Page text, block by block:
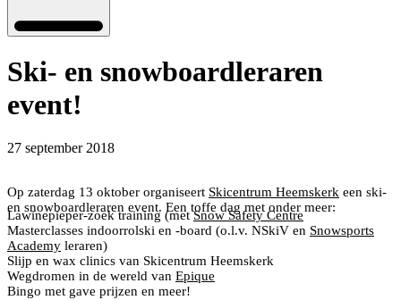
Ski- en snowboardleraren
event!
27 september 2018
Op zaterdag 13 oktober organiseert Skicentrum Heemskerk een ski-
en snowboardleraren event. Een toffe dag met onder meer:
Lawinepieper-zoek training (metSnow Safety Centre
Masterclasses indoorrolski en -board (o.l.v. NSkiV en Snowsports
Academy leraren)
Slijp en wax clinics van Skicentrum Heemskerk
Wegdromen in de wereld van Epique
Bingo met gave prijzen en meer!